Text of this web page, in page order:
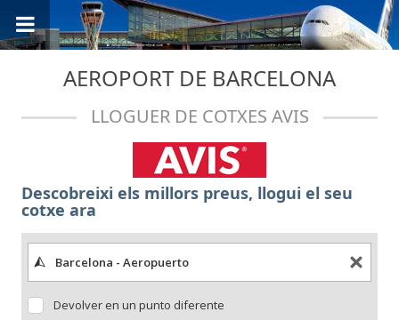
AEROPORT DE BARCELONA
LLOGUER DE COTXES AVIS
Descobreixi els millors preus, llogui el seu
cotxe ara
Devolver en un punto diferente